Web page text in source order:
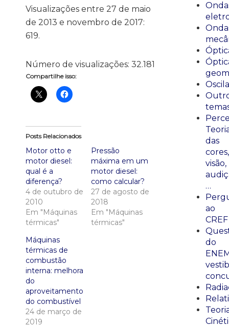
Visualizações entre 27 de maio
de 2013 e novembro de 2017:
619.
Número de visualizações: 32.181
Compartilhe isso:
Posts Relacionados
Motor otto e
motor diesel:
qual é a
diferença?
4 de outubro de
2010
Em "Máquinas
térmicas"
Pressão
máxima em um
motor diesel:
como calcular?
27 de agosto de
2018
Em "Máquinas
térmicas"
Máquinas
térmicas de
combustão
interna: melhora
do
aproveitamento
do combustível
24 de março de
2019
das
cores,
visão,
…
ao
CREF
do